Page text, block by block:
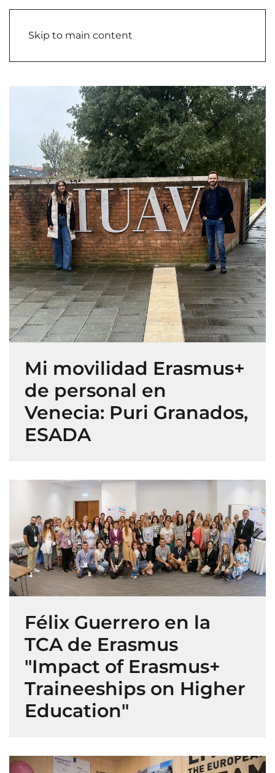
Skip to main content
Mi movilidad Erasmus+
de personal en
Venecia: Puri Granados,
ESADA
Félix Guerrero en la
TCA de Erasmus
"Impact of Erasmus+
Traineeships on Higher
Education"